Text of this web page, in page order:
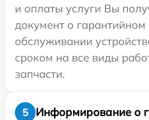
и оплаты услуги Вы
документ о гарантийном
обслуживании
сроком на все виды
запчасти.
5
Информирование о